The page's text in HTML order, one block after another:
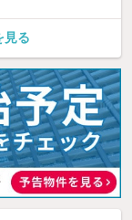
見る